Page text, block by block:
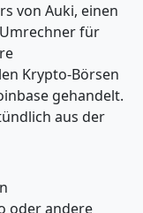
von Auki, einen
für
Krypto-Börsen
gehandelt.
aus der
oder andere